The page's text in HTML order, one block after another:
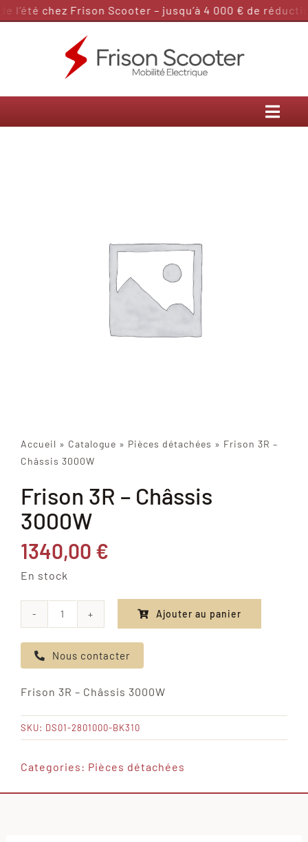
Passer
l’été chez Frison Scooter – jusqu’à 4 000 € de
Accueil » Catalogue » Pièces détachées » Frison 3R –
Châssis 3000W
Frison 3R – Châssis
3000W
1340,00 €
En stock
de
Frison
-
Châssis
3000W
Ajouter au panier
Nous contacter
Frison 3R – Châssis 3000W
SKU: DS01-2801000-BK310
Categories: Pièces détachées